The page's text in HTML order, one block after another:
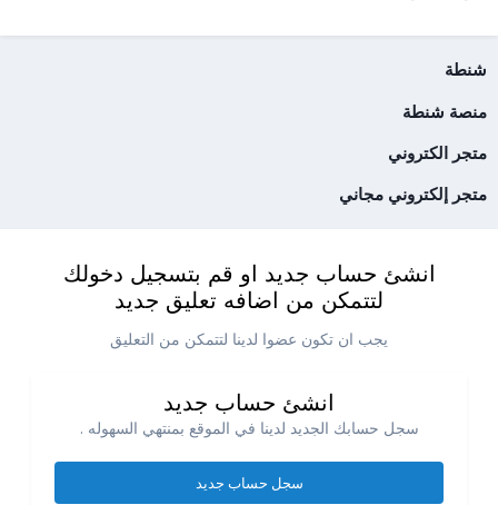
شنطة
منصة شنطة
متجر الكتروني
متجر إلكتروني مجاني
انشئ حساب جديد او قم بتسجيل دخولك
لتتمكن من اضافه تعليق جديد
يجب ان تكون عضوا لدينا لتتمكن من التعليق
انشئ حساب جديد
سجل حسابك الجديد لدينا في الموقع بمنتهي السهوله .
سجل حساب جديد